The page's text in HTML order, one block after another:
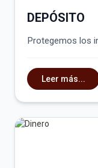
DEPÓSITO
Protegemos los
Leer más...